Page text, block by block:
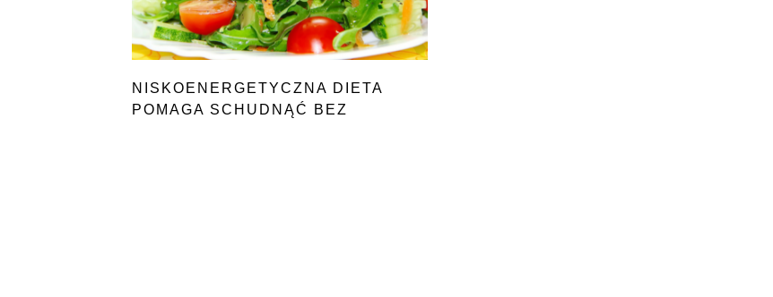
NISKOENERGETYCZNA DIETA
POMAGA SCHUDNĄĆ BEZ